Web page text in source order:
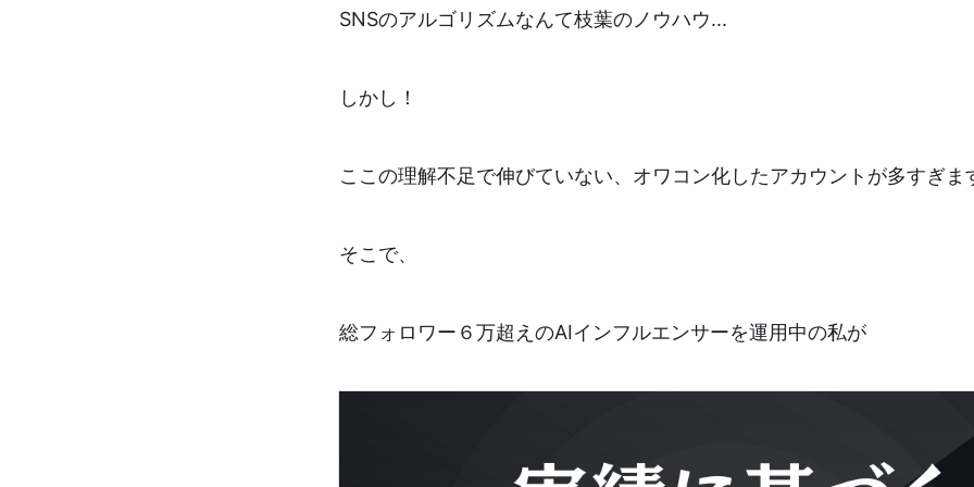
SNSのアルゴリズムなんて枝葉のノウハウ...
しかし！
ここの理解不足で伸びていない、オワコン化したアカウントが多すぎま
そこで、
総フォロワー６万超えのAIインフルエンサーを運用中の私が